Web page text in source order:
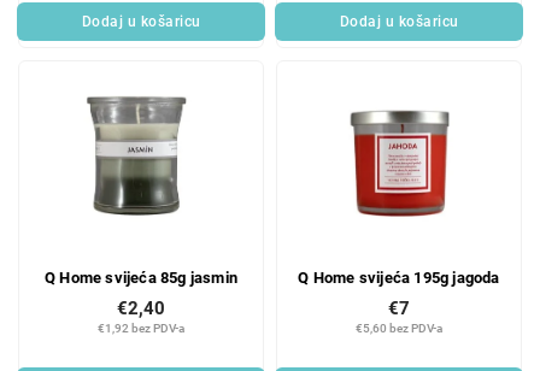
Dodaj u košaricu Dodaj u košaricu
Q Home svijeća 85g jasmin
€1,92 bez PDV-a
€2,40
Q Home svijeća 195g jagoda
€5,60 bez PDV-a
€7